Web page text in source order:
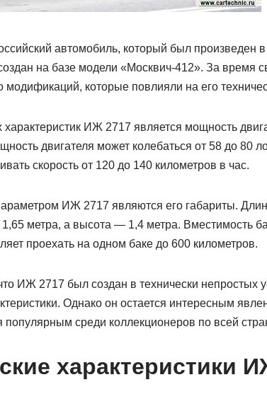
автомобиль, который был произведен
на базе модели «Москвич-412». За время
модификаций, которые повлияли на его
ИЖ 2717 является мощность
двигателя может колебаться от 58 до 80
скорость от 120 до 140 километров в час.
ИЖ 2717 являются его габариты.
метра, а высота — 1,4 метра. Вместимость
проехать на одном баке до 600 километров.
ИЖ 2717 был создан в технически непростых
Однако он остается интересным
популярным среди коллекционеров по всей
характеристики